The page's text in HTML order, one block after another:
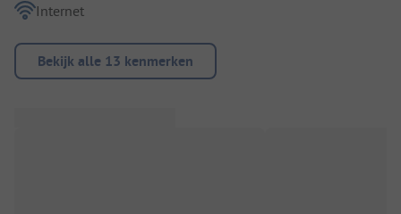
Internet
Bekijk alle 13 kenmerken